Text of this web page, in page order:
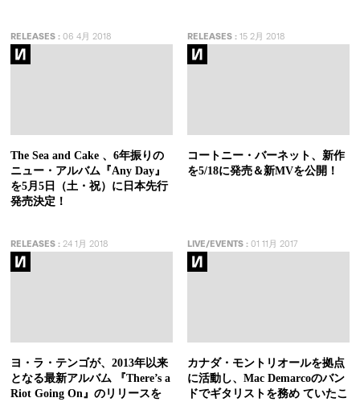
RELEASES : 06 4月 2018
The Sea and Cake 、6年振りの
ニュー・アルバム『Any Day』
を5月5日（土・祝）に日本先行
発売決定！
RELEASES:15 2月 2018
コートニー・バーネット、新作
を5/18に発売＆新MVを公開！
RELEASES : 24 1月 2018
ヨ・ラ・テンゴが、2013年以来
となる最新アルバム 『There’s a
Riot Going On』のリリースを
LIVE/EVENTS:01 11月 2017
カナダ・モントリオールを拠点
に活動し、Mac Demarcoのバン
ドでギタリストを務め ていたこ